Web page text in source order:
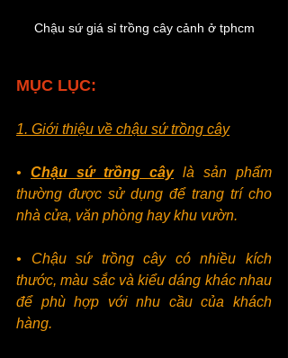
Chậu sứ giá sỉ trồng cây cảnh ở tphcm
MỤC LỤC:
1. Giới thiệu về chậu sứ trồng cây
• Chậu sứ trồng cây là sản phẩm
thường được sử dụng để trang trí cho
nhà cửa, văn phòng hay khu vườn.
• Chậu sứ trồng cây có nhiều kích
thước, màu sắc và kiểu dáng khác nhau
để phù hợp với nhu cầu của khách
hàng.